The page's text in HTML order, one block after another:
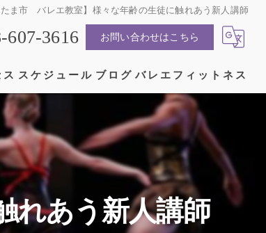
たま市 バレエ教室】様々な年齢の生徒に触れあう新人講師
607-3616 お問い合わせはこちら
集
スケジュール ブログ バレエフィットネス
れあう新人講師